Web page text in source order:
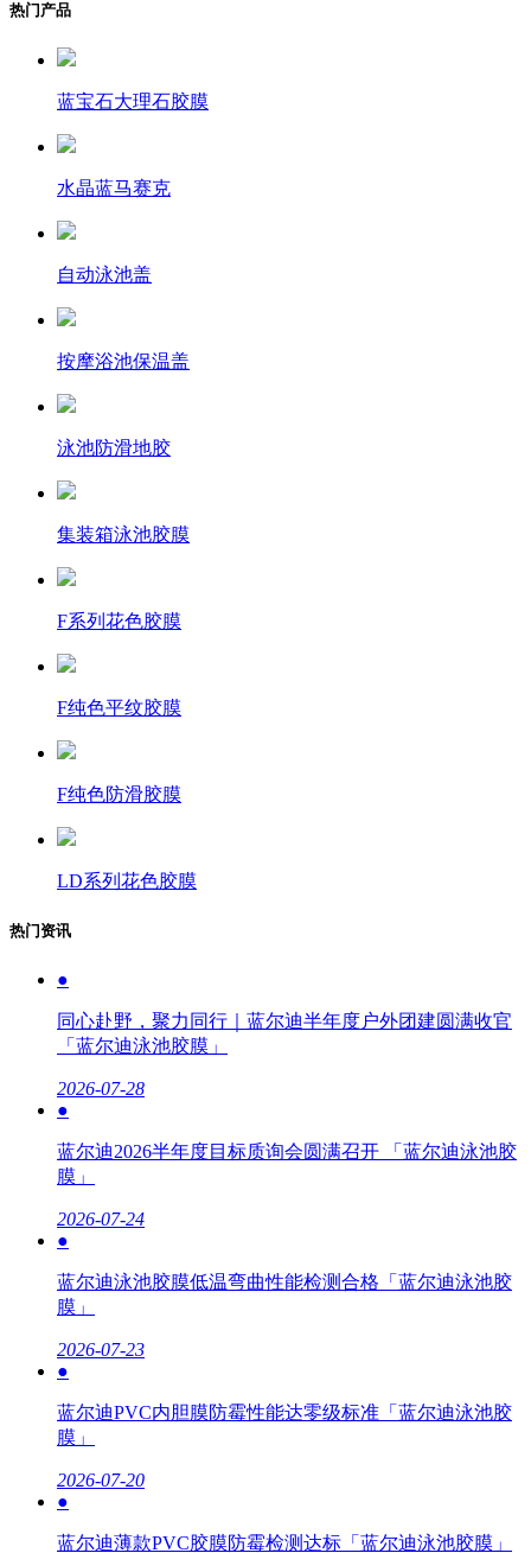
热门产品
蓝宝石大理石胶膜
水晶蓝马赛克
自动泳池盖
按摩浴池保温盖
泳池防滑地胶
集装箱泳池胶膜
F系列花色胶膜
F纯色平纹胶膜
F纯色防滑胶膜
LD系列花色胶膜
热门资讯
●
同心赴野，聚力同行｜蓝尔迪半年度户外团建圆满收官
「蓝尔迪泳池胶膜」
2026-07-28
●
蓝尔迪2026半年度目标质询会圆满召开 「蓝尔迪泳池胶
膜」
2026-07-24
●
蓝尔迪泳池胶膜低温弯曲性能检测合格「蓝尔迪泳池胶
膜」
2026-07-23
●
蓝尔迪PVC内胆膜防霉性能达零级标准「蓝尔迪泳池胶
膜」
2026-07-20
●
蓝尔迪薄款PVC胶膜防霉检测达标「蓝尔迪泳池胶膜」